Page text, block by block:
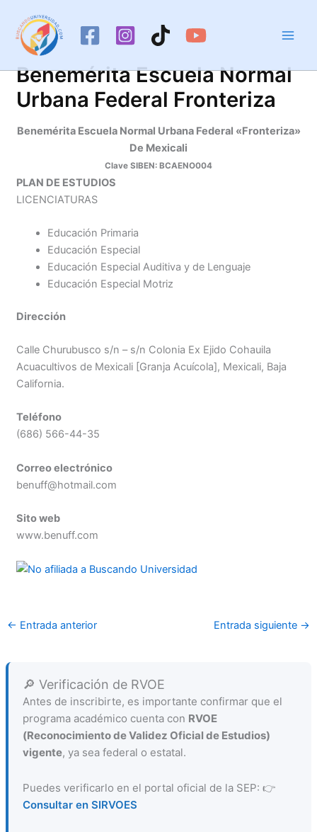
contenido
Benemérita Escuela Normal
Urbana Federal Fronteriza
Benemérita Escuela Normal Urbana Federal «Fronteriza»
De Mexicali
Clave SIBEN: BCAENO004
PLAN DE ESTUDIOS
LICENCIATURAS
Educación Primaria
Educación Especial
Educación Especial Auditiva y de Lenguaje
Educación Especial Motriz
Dirección
Calle Churubusco s/n – s/n Colonia Ex Ejido Cohauila
Acuacultivos de Mexicali [Granja Acuícola], Mexicali, Baja
California.
Teléfono
(686) 566-44-35
Correo electrónico
benuff@hotmail.com
Sito web
www.benuff.com
← Entrada anterior Entrada siguiente →
🔎 Verificación de RVOE
Antes de inscribirte, es importante confirmar que el
programa académico cuenta con RVOE
(Reconocimiento de Validez Oficial de Estudios)
vigente, ya sea federal o estatal.
Puedes verificarlo en el portal oficial de la SEP: 👉
Consultar en SIRVOES